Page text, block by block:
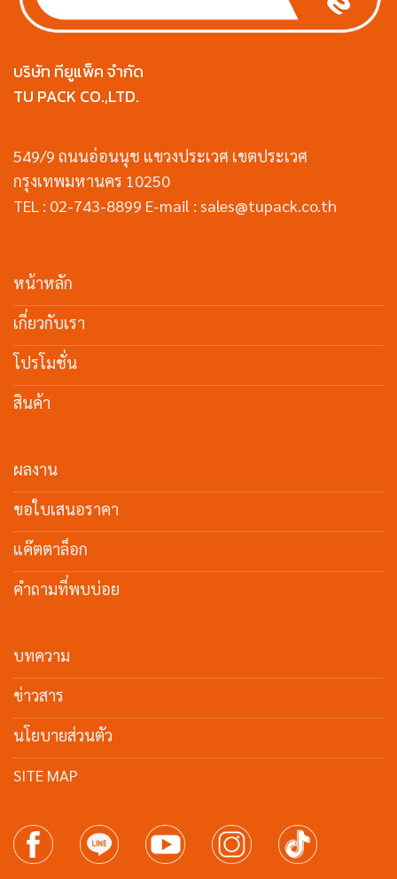
บริษัท ทียูแพ็ค จำกัด
TU PACK CO.,LTD.
549/9 ถนนอ่อนนุช แขวงประเวศ เขตประเวศ
กรุงเทพมหานคร 10250
TEL : 02-743-8899 E-mail : sales@tupack.co.th
หน้าหลัก
เกี่ยวกับเรา
โปรโมชั่น
สินค้า
ผลงาน
ขอใบเสนอราคา
แค๊ตตาล็อก
คำถามที่พบบ่อย
บทความ
ข่าวสาร
นโยบายส่วนตัว
SITE MAP